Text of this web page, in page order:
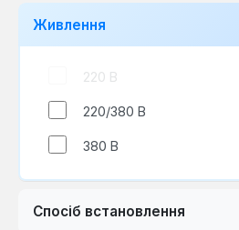
Живлення
220 В
220/380 В
380 В
Спосіб встановлення